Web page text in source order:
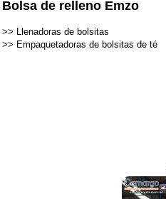
Bolsa de relleno Emzo
>> Llenadoras de bolsitas
>> Empaquetadoras de bolsitas de té